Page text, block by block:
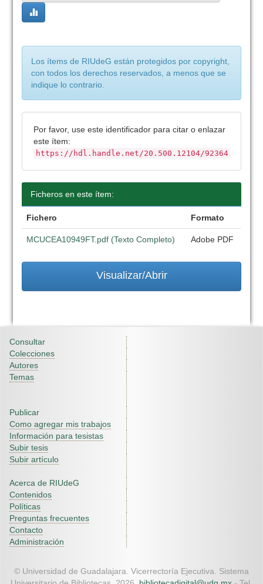
Los ítems de RIUdeG están protegidos por copyright,
con todos los derechos reservados, a menos que se
indique lo contrario.
Por favor, use este identificador para citar o enlazar
este ítem:
https://hdl.handle.net/20.500.12104/92364
Ficheros en este ítem:
Fichero Formato
MCUCEA10949FT.pdf (Texto Completo) Adobe PDF
Visualizar/Abrir
Consultar
Colecciones
Autores
Temas
Publicar
Como agregar mis trabajos
Información para tesistas
Subir tesis
Subir artículo
Acerca de RIUdeG
Contenidos
Políticas
Preguntas frecuentes
Contacto
Administración
© Universidad de Guadalajara. Vicerrectoría Ejecutiva. Sistema